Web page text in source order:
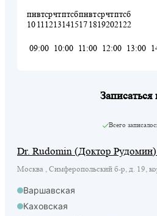
пн
10
вт
11
ср
12
чт
13
пт
14
сб
15
пн
17
вт
18
ср
19
чт
20
пт
21
сб
22
09:00 10:00 11:00 12:00 13:00
Всего
Dr. Rudomin (Доктор Рудомин)
Москва , Симферопольский б-р, д. 19,
Варшавская
Каховская